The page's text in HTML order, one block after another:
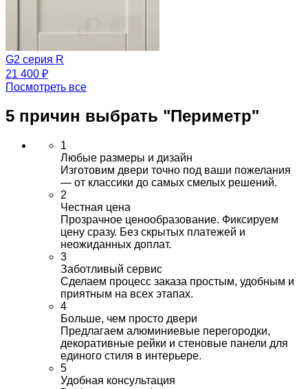
G2 серия R
21 400 ₽
Посмотреть все
5 причин выбрать "Периметр"
1
Любые размеры и дизайн
Изготовим двери точно под ваши пожелания
— от классики до самых смелых решений.
2
Честная цена
Прозрачное ценообразование. Фиксируем
цену сразу. Без скрытых платежей и
неожиданных доплат.
3
Заботливый сервис
Сделаем процесс заказа простым, удобным и
приятным на всех этапах.
4
Больше, чем просто двери
Предлагаем алюминиевые перегородки,
декоративные рейки и стеновые панели для
единого стиля в интерьере.
5
Удобная консультация